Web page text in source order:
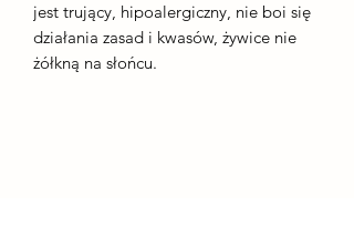
jest trujący, hipoalergiczny, nie boi się
działania zasad i kwasów, żywice nie
żółkną na słońcu.